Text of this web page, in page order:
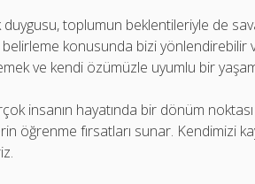
toplumun beklentileriyle de
konusunda bizi yönlendirebilir
ve kendi özümüzle uyumlu bir
insanın hayatında bir dönüm
öğrenme fırsatları sunar. Kendimizi